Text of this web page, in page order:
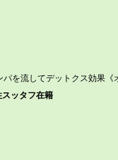
を流してデットクス効果
スッタフ在籍